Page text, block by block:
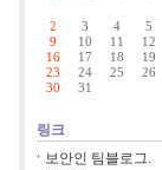
2
3 4 5
9
10 11 12
16
17 18 19
23
24 25 26
30
31
링크
보안인 팀블로그.